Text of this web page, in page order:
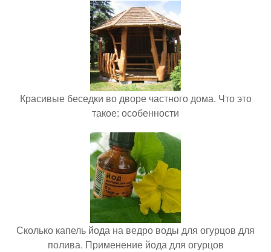
Красивые беседки во дворе частного дома. Что это
такое: особенности
Сколько капель йода на ведро воды для огурцов для
полива. Применение йода для огурцов